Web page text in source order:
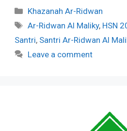
Categories
Khazanah Ar-Ridwan
Tags
Ar-Ridwan Al Maliky, HSN
Santri, Santri Ar-Ridwan Al
Leave a comment